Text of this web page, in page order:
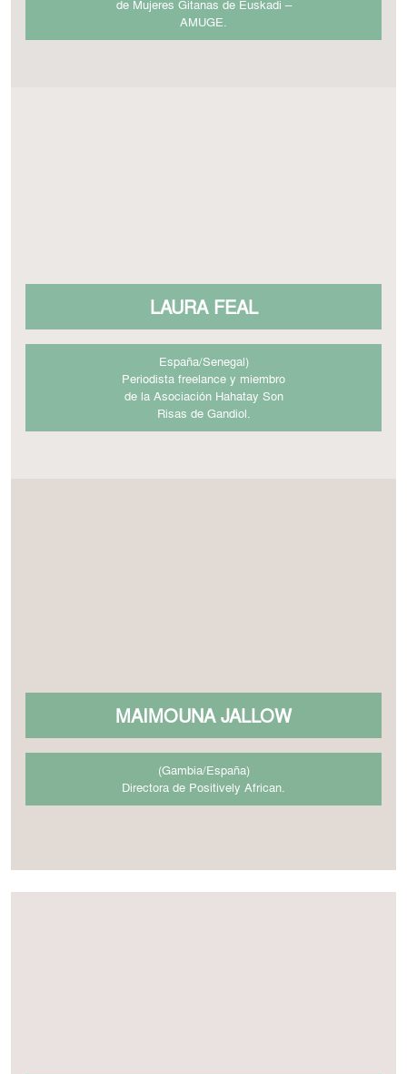
de Mujeres Gitanas de Euskadi –
AMUGE.
LAURA FEAL
España/Senegal)
Periodista freelance y miembro
de la Asociación Hahatay Son
Risas de Gandiol.
MAIMOUNA JALLOW
(Gambia/España)
Directora de Positively African.